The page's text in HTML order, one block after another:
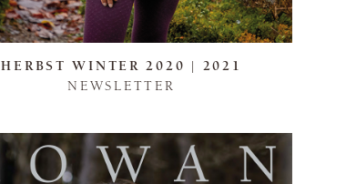
HERBST WINTER 2020 | 2021
NEWSLETTER